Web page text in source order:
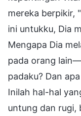
mereka berpikir,
ini untukku, Dia
Mengapa Dia
pada orang
padaku? Dan
Inilah hal-hal
untung dan rugi,